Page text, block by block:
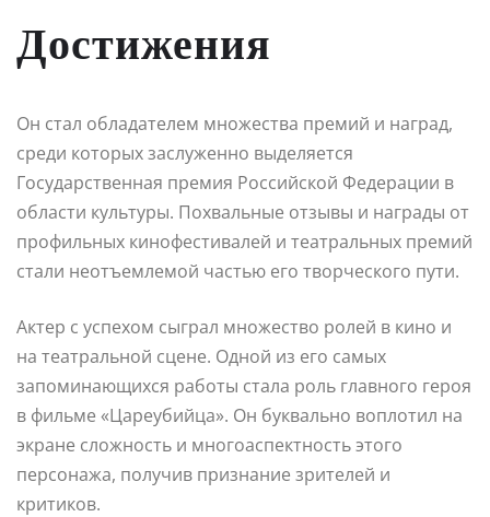
Достижения
Он стал обладателем множества премий и наград,
среди которых заслуженно выделяется
Государственная премия Российской Федерации в
области культуры. Похвальные отзывы и награды от
профильных кинофестивалей и театральных премий
стали неотъемлемой частью его творческого пути.
Актер с успехом сыграл множество ролей в кино и
на театральной сцене. Одной из его самых
запоминающихся работы стала роль главного героя
в фильме «Цареубийца». Он буквально воплотил на
экране сложность и многоаспектность этого
персонажа, получив признание зрителей и
критиков.